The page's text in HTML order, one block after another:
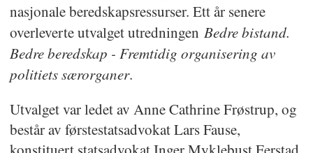
nasjonale beredskapsressurser. Ett år senere
overleverte utvalget utredningen Bedre bistand.
Bedre beredskap - Fremtidig organisering av
politiets særorganer.
Utvalget var ledet av Anne Cathrine Frøstrup, og
består av førstestatsadvokat Lars Fause,